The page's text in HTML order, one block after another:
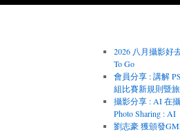
2026 八月攝影好
To Go
會員分享 : 講解
組比賽新規則暨
攝影分享 : AI 在
Photo Sharing : AI
劉志豪 獲頒發